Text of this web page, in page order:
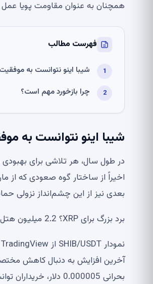
همچنان به عنوان مقاومت پویا
فهرست مطالب
شیبا اینو نتوانست به
چرا بازخورد مهم است؟
شیبا اینو نتوانست به
اخیراً از ساختار گوه صعودی که
بعدی نیز از این چشم‌انداز نزولی
برد بزرگ برای XRP؟ 2.2 میلیون هتل را می توان با XRP رزرو کرد اتریوم نزدیک به یک شکست بحرانی در برابر بیت کوین است
نمودار SHIB/USDT از TradingView
بحرانی 0.000005